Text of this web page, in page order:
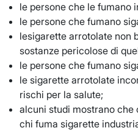
le persone che le fumano
le persone che fumano
lesigarette arrotolate non
sostanze pericolose di
le persone che fumano
le sigarette arrotolate
rischi per la salute;
alcuni studi mostrano che
chi fuma sigarette